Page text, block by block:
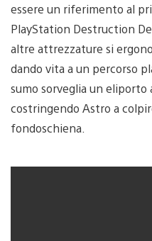
essere un riferimento al
PlayStation Destruction
altre attrezzature si
dando vita a un percorso
sumo sorveglia un eliporto
costringendo Astro a
fondoschiena.